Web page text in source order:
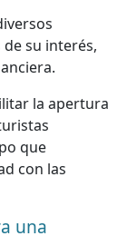
su interés,
la apertura
que
con las
una